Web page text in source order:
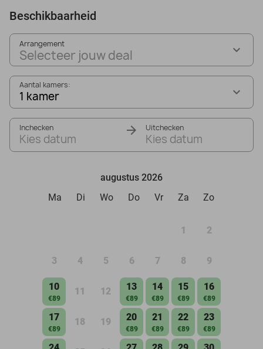
Beschikbaarheid
Arrangement
Selecteer jouw deal
Aantal kamers:
1 kamer
Inchecken
Kies datum
Uitchecken
Kies datum
augustus 2026
Ma
Di Wo Do Vr Za Zo
1 2
3 4 5 6 7 8 9
10
€89
11 12 13
€89
14
€89
15
€89
16
€89
17
€89
18 19 20
€89
21
€89
22
€89
23
€89